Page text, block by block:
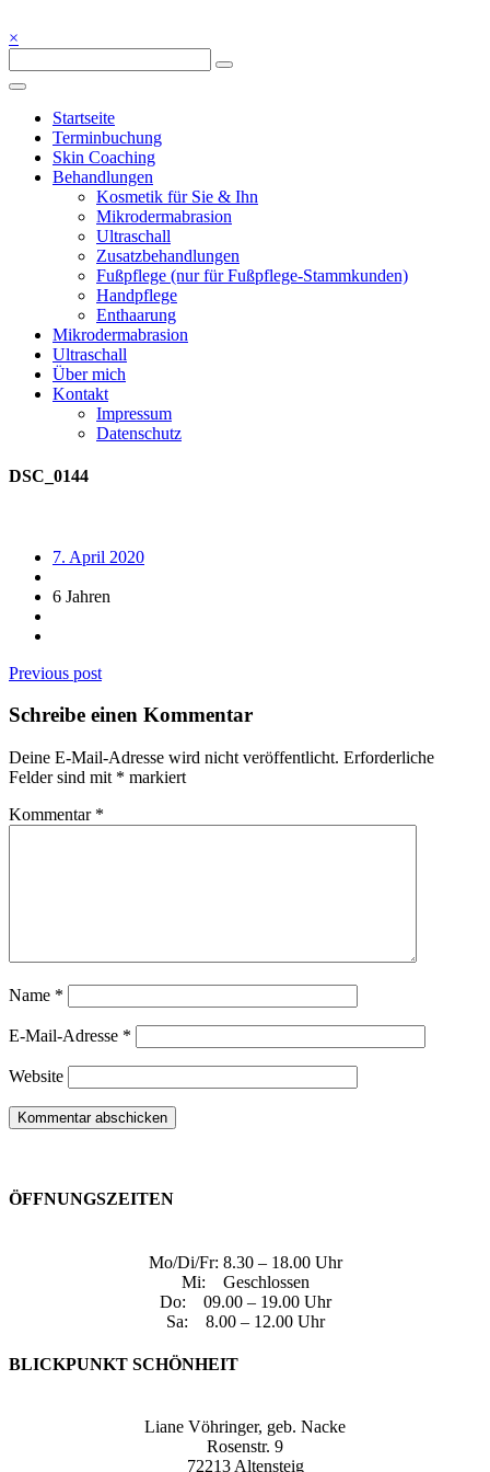
to
Blickpunkt Schönheit
Kosmetik – Fußpflege – Wellness – Ayurveda – 72213 Altensteig bei
Nagold
×
Blickpunkt Schönheit
Startseite
Terminbuchung
Skin Coaching
Behandlungen
Kosmetik für Sie & Ihn
Mikrodermabrasion
Ultraschall
Zusatzbehandlungen
Fußpflege (nur für Fußpflege-Stammkunden)
Handpflege
Enthaarung
Mikrodermabrasion
Ultraschall
Über mich
Kontakt
Impressum
Datenschutz
DSC_0144
7. April 2020
6 Jahren
Beitragsnavigation
Previous post
Schreibe einen Kommentar
Deine E-Mail-Adresse wird nicht veröffentlicht. Erforderliche
Felder sind mit * markiert
Kommentar *
Name *
E-Mail-Adresse *
Website
ÖFFNUNGSZEITEN
Mo/Di/Fr: 8.30 – 18.00 Uhr
Mi: Geschlossen
Do: 09.00 – 19.00 Uhr
Sa: 8.00 – 12.00 Uhr
BLICKPUNKT SCHÖNHEIT
Liane Vöhringer, geb. Nacke
Rosenstr. 9
72213 Altensteig